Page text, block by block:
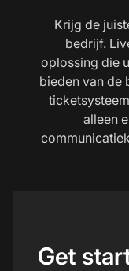
Krijg de
bedrijf.
oplossing die
bieden van de
alleen
Get